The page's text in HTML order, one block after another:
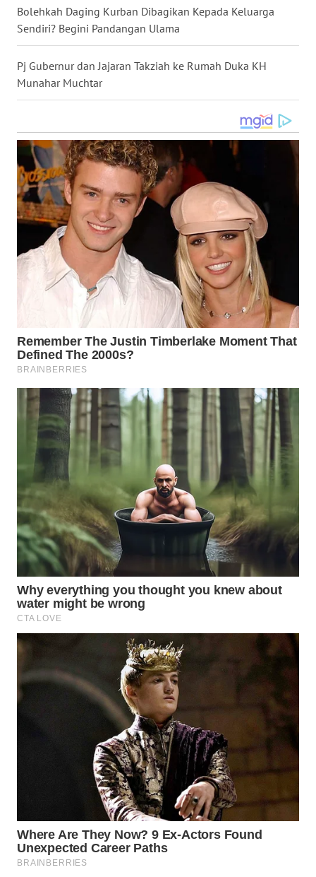
Bolehkah Daging Kurban Dibagikan Kepada Keluarga
Sendiri? Begini Pandangan Ulama
Pj Gubernur dan Jajaran Takziah ke Rumah Duka KH
Munahar Muchtar
WN
NUSANTARA
WN
JOGJA
JATIM
WN
BALI
WN
KALBAR
WN
KALTENG
WN
KALTARA
KALSEL
WN
KALTIM
WN
SULSEL
WN
GORONTALO
WN
SULUT
TOBA
WN